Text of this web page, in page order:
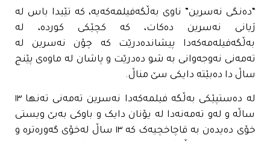
“دەنگی نەسرین” ناوی بەڵگەفیلمەکەیە، کە تێیدا باس لە
ژیانی نەسرین دەکات، کە کچێکی کوردە، لە
بەڵگەفیلەمەکەدا پیشاندەدرێت کە چۆن نەسرین لە
تەمەنی نەوجەوانی بە شو دەدرێت و پاشان لە ماوەی پێنج
ساڵ دا دەبێتە دایکی سێ مناڵ.
لە دەستپێکی بەڵگە فیلمەکەدا نەسرین تەمەنی تەنها ١٣
ساڵە و لەو تەمەنەدا لە یۆنان دایک و باوکی بەبێ ویستی
خۆی دەیدەن بە قاچاخچیەک کە ١٣ ساڵ لەخۆی گەورەترە و